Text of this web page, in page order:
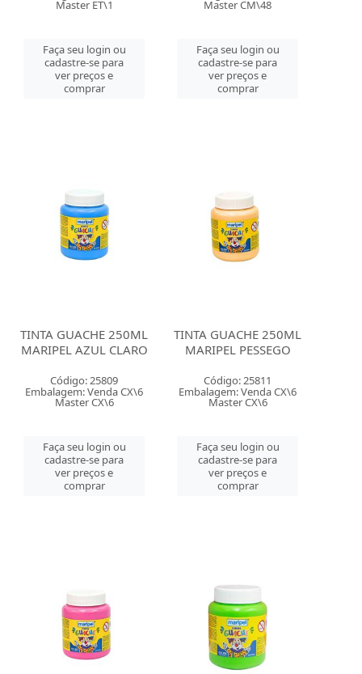
Master ET\1
Faça seu login ou
cadastre-se para
ver preços e
comprar
Master CM\48
Faça seu login ou
cadastre-se para
ver preços e
comprar
TINTA GUACHE 250ML
MARIPEL AZUL CLARO
Código: 25809
Embalagem: Venda CX\6
Master CX\6
Faça seu login ou
cadastre-se para
ver preços e
comprar
TINTA GUACHE 250ML
MARIPEL PESSEGO
Código: 25811
Embalagem: Venda CX\6
Master CX\6
Faça seu login ou
cadastre-se para
ver preços e
comprar